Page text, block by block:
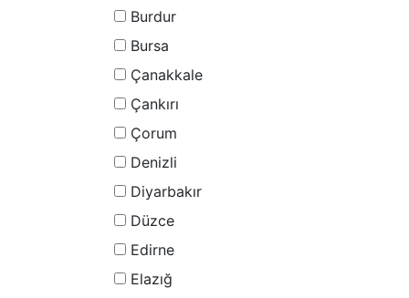
Burdur
Bursa
Çanakkale
Çankırı
Çorum
Denizli
Diyarbakır
Düzce
Edirne
Elazığ